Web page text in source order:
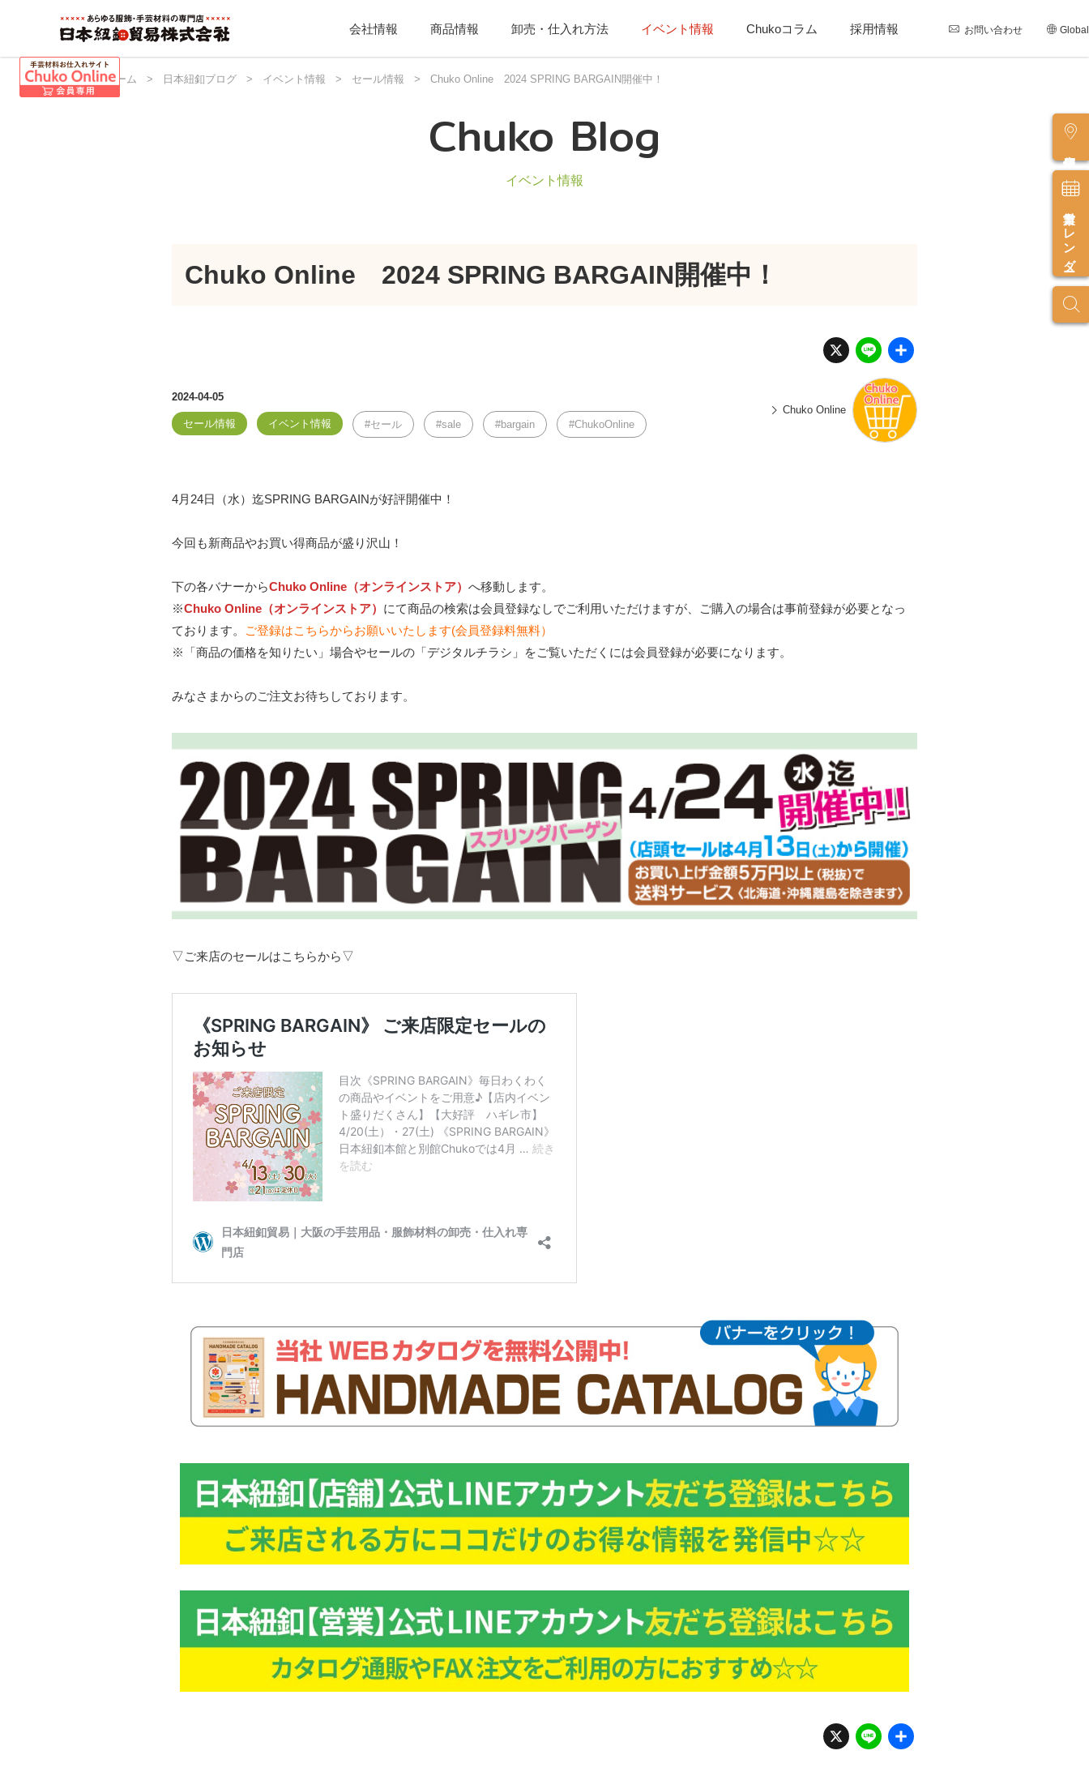
会社情報 商品情報 卸売・仕入れ方法 イベント情報 Chukoコラム 採用情報 お問い合わせ Global
営業カレンダー
日本紐釦 ホーム > 日本紐釦ブログ > イベント情報 > セール情報 > Chuko Online 2024 SPRING BARGAIN開催中！
Chuko Blog
イベント情報
Chuko Online 2024 SPRING BARGAIN開催中！
X Li
n
e
2024-04-05
セール情報 イベント情報 セール sale bargain ChukoOnline
Chuko Online
4月24日（水）迄SPRING BARGAINが好評開催中！
今回も新商品やお買い得商品が盛り沢山！
下の各バナーからChuko Online（オンラインストア） へ移動します。
※Chuko Online（オンラインストア） にて商品の検索は会員登録なしでご利用いただけますが、ご購入の場合は事前登録が必要となっ
ております。
ご登録はこちらからお願いいたします(会員登録料無料）
※「商品の価格を知りたい」場合やセールの「デジタルチラシ」をご覧いただくには会員登録が必要になります。
みなさまからのご注文お待ちしております。
▽ご来店のセールはこちらから▽
X Li
n